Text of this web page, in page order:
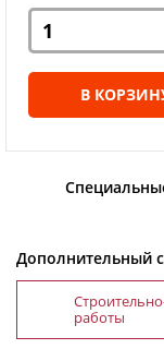
В
Дополнительный
работы